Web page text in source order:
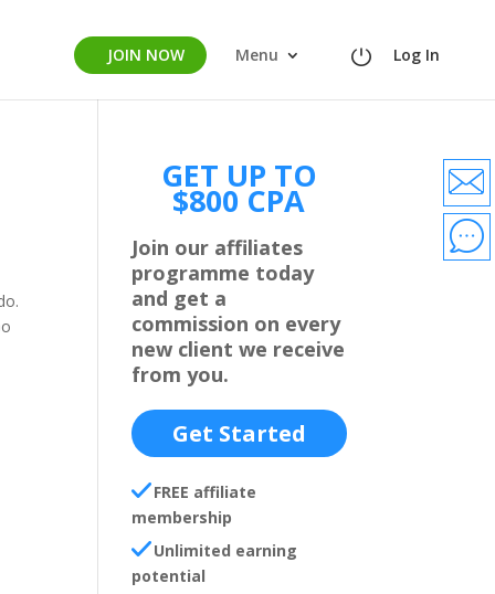
JOIN NOW Menu Log In
GET UP TO
$800 CPA
Join our affiliates
programme today
and get a
commission on every
new client we receive
from you.
Get Started
FREE affiliate
membership
Unlimited earning
potential